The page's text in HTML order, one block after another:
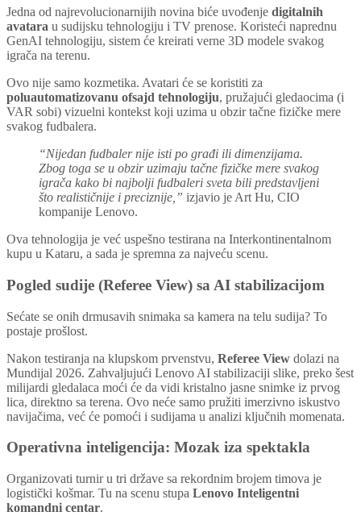
Jedna od najrevolucionarnijih novina biće uvođenje digitalnih
avatara u sudijsku tehnologiju i TV prenose. Koristeći naprednu
GenAI tehnologiju, sistem će kreirati verne 3D modele svakog
igrača na terenu.
Ovo nije samo kozmetika. Avatari će se koristiti za
poluautomatizovanu ofsajd tehnologiju, pružajući gledaocima (i
VAR sobi) vizuelni kontekst koji uzima u obzir tačne fizičke mere
svakog fudbalera.
“Nijedan fudbaler nije isti po građi ili dimenzijama.
Zbog toga se u obzir uzimaju tačne fizičke mere svakog
igrača kako bi najbolji fudbaleri sveta bili predstavljeni
što realističnije i preciznije,” izjavio je Art Hu, CIO
kompanije Lenovo.
Ova tehnologija je već uspešno testirana na Interkontinentalnom
kupu u Kataru, a sada je spremna za najveću scenu.
Pogled sudije (Referee View) sa AI stabilizacijom
Sećate se onih drmusavih snimaka sa kamera na telu sudija? To
postaje prošlost.
Nakon testiranja na klupskom prvenstvu, Referee View dolazi na
Mundijal 2026. Zahvaljujući Lenovo AI stabilizaciji slike, preko šest
milijardi gledalaca moći će da vidi kristalno jasne snimke iz prvog
lica, direktno sa terena. Ovo neće samo pružiti imerzivno iskustvo
navijačima, već će pomoći i sudijama u analizi ključnih momenata.
Operativna inteligencija: Mozak iza spektakla
Organizovati turnir u tri države sa rekordnim brojem timova je
logistički košmar. Tu na scenu stupa Lenovo Inteligentni
komandni centar.